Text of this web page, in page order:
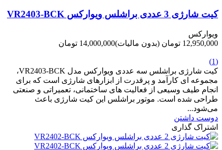
کیت شارژی 3 عددی براشلس ویوارکس VR2403-BCK
ویوارکس
12,950,000 تومان
(بدون مالیات)14,000,000 تومان
(1)
کیت شارژی براشلس سه عددی ویوارکس مدل VR2403-BCK،
مجموعه ای کارآمد و پرقدرت از ابزارهای شارژی است که برای
انجام طیف وسیعی از فعالیت های ساختمانی، تعمیراتی و صنعتی
طراحی شده است. موتور براشلس این کیت شارژی باعث
می‌شود...
دوست داشتن
اشتراک گذاری